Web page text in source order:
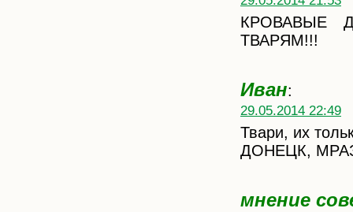
КРОВАВЫЕ
ТВАРЯМ!!!
Иван:
29.05.2014 22:49
Твари, их
ДОНЕЦК,
мнение